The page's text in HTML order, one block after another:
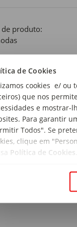
de Cookies
cookies e/ ou
que nos
e mostrar-
Para garantir
Todos". Se
clique em
Política de Cookies
produto:
de instruções. 3
Recomendada:
x Largura